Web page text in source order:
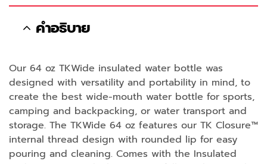
คำอธิบาย
Our 64 oz TKWide insulated water bottle was
designed with versatility and portability in mind, to
create the best wide-mouth water bottle for sports,
camping and backpacking, or water transport and
storage. The TKWide 64 oz features our TK Closure™
internal thread design with rounded lip for easy
pouring and cleaning. Comes with the Insulated